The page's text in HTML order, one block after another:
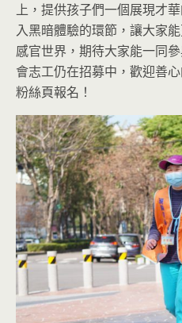
上，提供孩子們一個展現才
入黑暗體驗的環節，讓大家
感官世界，期待大家能一同
會志工仍在招募中，歡迎善
粉絲頁報名！